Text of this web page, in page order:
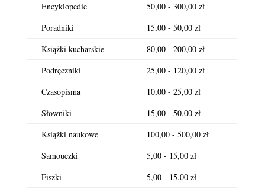
Encyklopedie
50,00 - 300,00 zł
Poradniki
15,00 - 50,00 zł
Książki kucharskie
80,00 - 200,00 zł
Podręczniki
25,00 - 120,00 zł
Czasopisma
10,00 - 25,00 zł
Słowniki
15,00 - 50,00 zł
Książki naukowe
100,00 - 500,00 zł
Samouczki
5,00 - 15,00 zł
Fiszki
5,00 - 15,00 zł